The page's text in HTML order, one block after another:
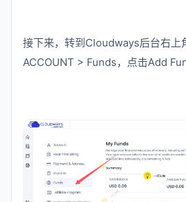
接下来，转到Cloudways后台右上
ACCOUNT > Funds，点击Add